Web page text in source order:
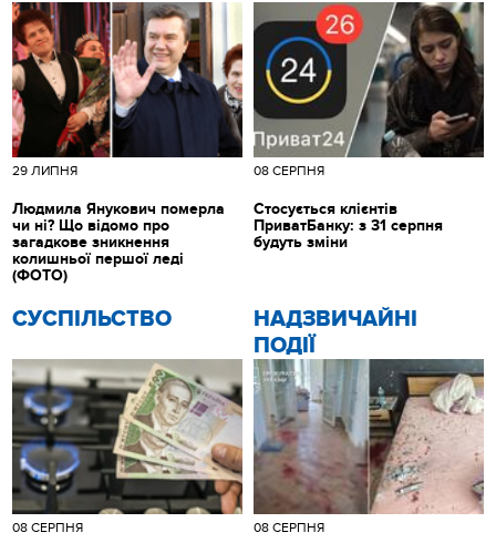
CУСПІЛЬСТВО
08 СЕРПНЯ
НАДЗВИЧАЙНІ
ПОДІЇ
08 СЕРПНЯ
29 ЛИПНЯ
Людмила Янукович померла
чи ні? Що відомо про
загадкове зникнення
колишньої першої леді
(ФОТО)
08 СЕРПНЯ
Стосується клієнтів
ПриватБанку: з 31 серпня
будуть зміни